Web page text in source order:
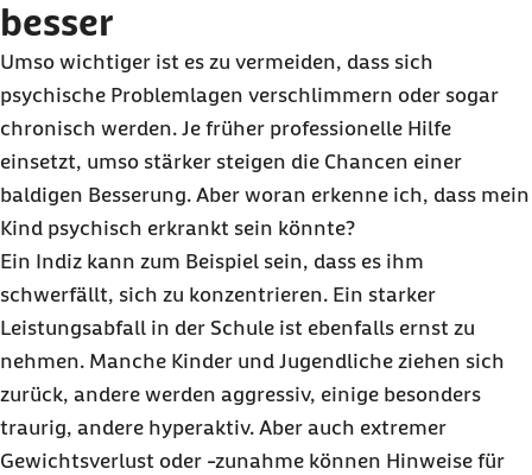
besser
Umso wichtiger ist es zu vermeiden, dass sich
psychische Problemlagen verschlimmern oder sogar
chronisch werden. Je früher professionelle Hilfe
einsetzt, umso stärker steigen die Chancen einer
baldigen Besserung. Aber woran erkenne ich, dass mein
Kind psychisch erkrankt sein könnte?
Ein Indiz kann zum Beispiel sein, dass es ihm
schwerfällt, sich zu konzentrieren. Ein starker
Leistungsabfall in der Schule ist ebenfalls ernst zu
nehmen. Manche Kinder und Jugendliche ziehen sich
zurück, andere werden aggressiv, einige besonders
traurig, andere hyperaktiv. Aber auch extremer
Gewichtsverlust oder -zunahme können Hinweise für